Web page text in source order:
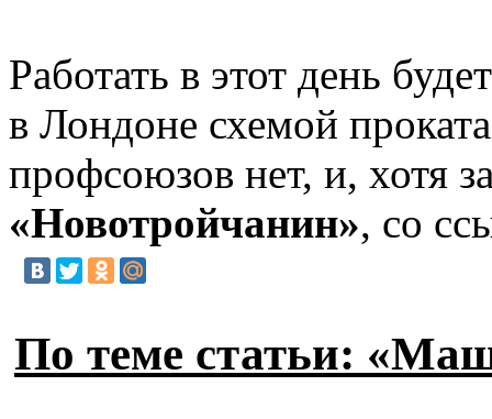
Работать в этот день
в Лондоне схемой
профсоюзов нет, и, хотя
«Новотройчанин», со
По теме статьи: